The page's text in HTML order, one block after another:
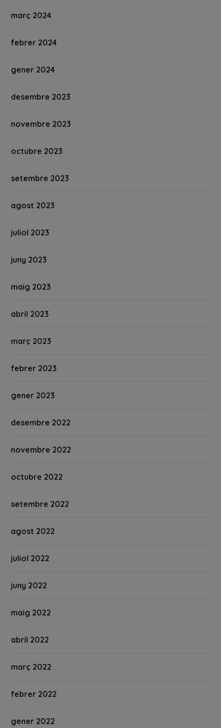
març 2024
febrer 2024
gener 2024
desembre 2023
novembre 2023
octubre 2023
setembre 2023
agost 2023
juliol 2023
juny 2023
maig 2023
abril 2023
març 2023
febrer 2023
gener 2023
desembre 2022
novembre 2022
octubre 2022
setembre 2022
agost 2022
juliol 2022
juny 2022
maig 2022
abril 2022
març 2022
febrer 2022
gener 2022